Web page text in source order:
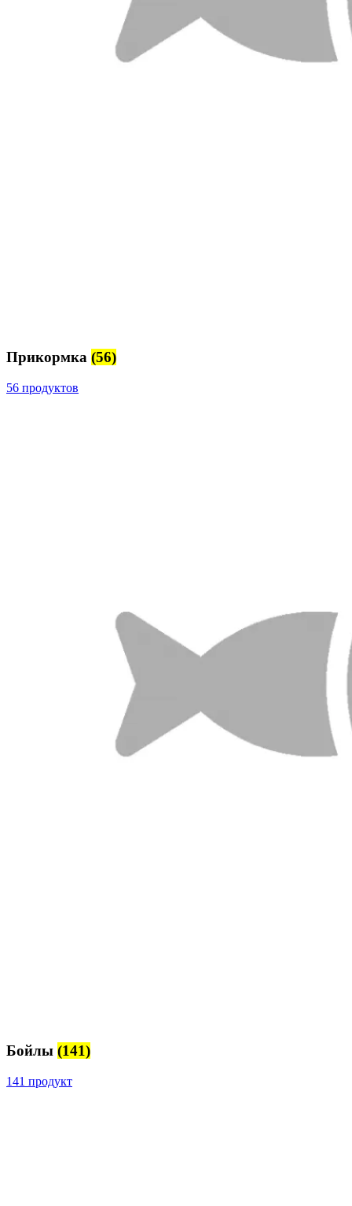
Прикормка (56)
56 продуктов
Бойлы (141)
141 продукт